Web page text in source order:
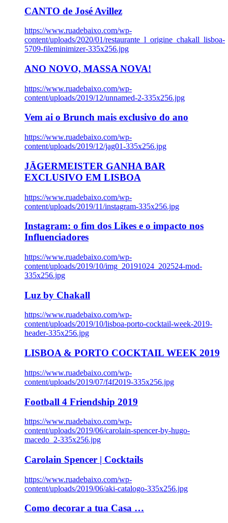
CANTO de José Avillez
https://www.ruadebaixo.com/wp-
content/uploads/2020/01/restaurante_l_origine_chakall_lisboa-
5709-fileminimizer-335x256.jpg
ANO NOVO, MASSA NOVA!
https://www.ruadebaixo.com/wp-
content/uploads/2019/12/unnamed-2-335x256.jpg
Vem ai o Brunch mais exclusivo do ano
https://www.ruadebaixo.com/wp-
content/uploads/2019/12/jag01-335x256.jpg
JÄGERMEISTER GANHA BAR
EXCLUSIVO EM LISBOA
https://www.ruadebaixo.com/wp-
content/uploads/2019/11/instagram-335x256.jpg
Instagram: o fim dos Likes e o impacto nos
Influenciadores
https://www.ruadebaixo.com/wp-
content/uploads/2019/10/img_20191024_202524-mod-
335x256.jpg
Luz by Chakall
https://www.ruadebaixo.com/wp-
content/uploads/2019/10/lisboa-porto-cocktail-week-2019-
header-335x256.jpg
LISBOA & PORTO COCKTAIL WEEK 2019
https://www.ruadebaixo.com/wp-
content/uploads/2019/07/f4f2019-335x256.jpg
Football 4 Friendship 2019
https://www.ruadebaixo.com/wp-
content/uploads/2019/06/carolain-spencer-by-hugo-
macedo_2-335x256.jpg
Carolain Spencer | Cocktails
https://www.ruadebaixo.com/wp-
content/uploads/2019/06/aki-catalogo-335x256.jpg
Como decorar a tua Casa …